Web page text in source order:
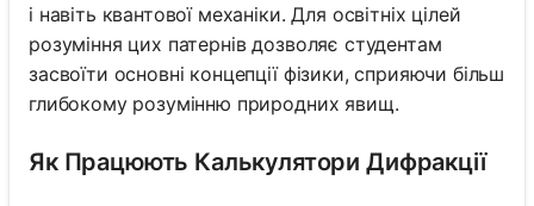
і навіть квантової механіки. Для освітніх цілей
розуміння цих патернів дозволяє студентам
засвоїти основні концепції фізики, сприяючи більш
глибокому розумінню природних явищ.
Як Працюють Калькулятори Дифракції